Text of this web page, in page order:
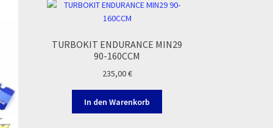
TURBOKIT ENDURANCE MIN29
90-160CCM
235,00€
In den Warenkorb